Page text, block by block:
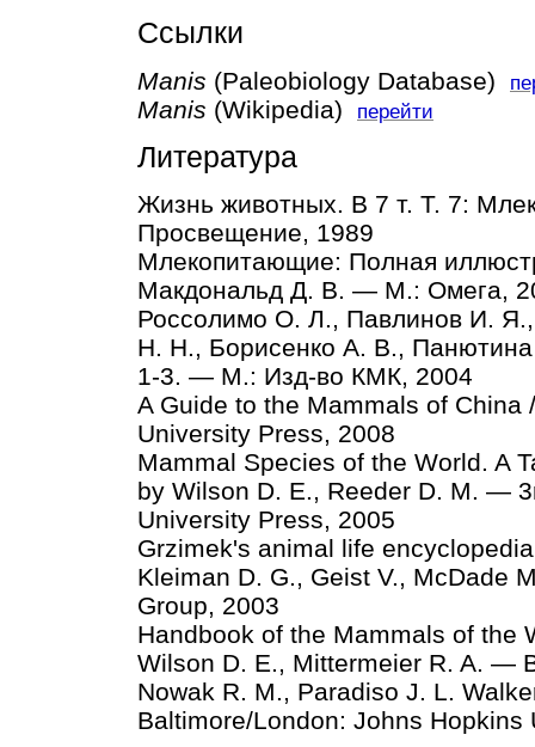
Ссылки
Manis (Paleobiology Database)
Manis (Wikipedia) перейти
Литература
Жизнь животных. В 7 т. Т. 7:
Просвещение, 1989
Млекопитающие: Полная
Макдональд Д. В. — М.: Омега,
Россолимо О. Л., Павлинов И.
Н. Н., Борисенко А. В.,
1-3. — М.: Изд-во КМК, 2004
A Guide to the Mammals of
University Press, 2008
Mammal Species of the World. A
by Wilson D. E., Reeder D. M. —
University Press, 2005
Grzimek's animal life
Kleiman D. G., Geist V., McDade
Group, 2003
Handbook of the Mammals of the
Wilson D. E., Mittermeier R. A. —
Nowak R. M., Paradiso J. L.
Baltimore/London: Johns Hopkins